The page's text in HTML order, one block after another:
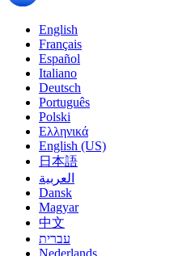
English
Français
Español
Italiano
Deutsch
Português
Polski
Ελληνικά
English (US)
日本語
العربية
Dansk
Magyar
中文
עברית
Nederlands